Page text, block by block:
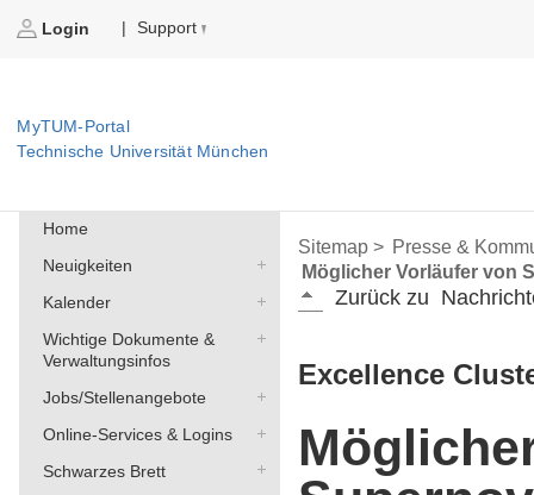
Login | Support
MyTUM-Portal
Technische Universität München
Home
Neuigkeiten
Kalender
Wichtige Dokumente &
Verwaltungsinfos
Jobs/Stellenangebote
Online-Services & Logins
Schwarzes Brett
Sitemap > Presse &
Möglicher Vorläufer von
Zurück zu
Excellence